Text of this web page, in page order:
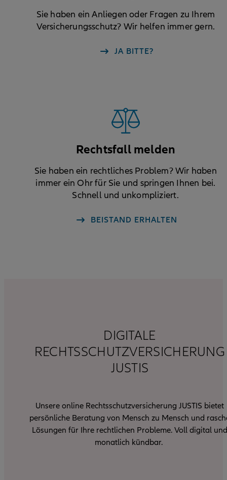
Sie haben ein Anliegen oder Fragen zu Ihrem
Versicherungsschutz? Wir helfen immer gern.
JA BITTE?
Rechtsfall melden
Sie haben ein rechtliches Problem? Wir haben
immer ein Ohr für Sie und springen Ihnen bei.
Schnell und unkompliziert.
BEISTAND ERHALTEN
DIGITALE
RECHTSSCHUTZVERSICHERUNG
JUSTIS
Unsere online Rechtsschutzversicherung JUSTIS bietet
persönliche Beratung von Mensch zu Mensch und
Lösungen für Ihre rechtlichen Probleme. Voll digital und
monatlich kündbar.